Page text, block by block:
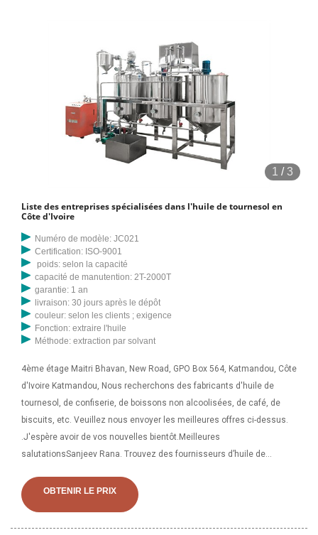
1 /3
Liste des entreprises spécialisées dans l'huile de tournesol en
Côte d'Ivoire
Numéro de modèle: JC021
Certification: ISO-9001
poids: selon la capacité
capacité de manutention: 2T-2000T
garantie: 1 an
livraison: 30 jours après le dépôt
couleur: selon les clients ; exigence
Fonction: extraire l'huile
Méthode: extraction par solvant
4ème étage Maitri Bhavan, New Road, GPO Box 564, Katmandou, Côte
d'Ivoire Katmandou, Nous recherchons des fabricants d'huile de
tournesol, de confiserie, de boissons non alcoolisées, de café, de
biscuits, etc. Veuillez nous envoyer les meilleures offres ci-dessus.
.J'espère avoir de vos nouvelles bientôt.Meilleures
salutationsSanjeev Rana. Trouvez des fournisseurs d’huile de
Demandez des devis et connectez-vous avec les fabricants ivoiriens
et les fournisseurs B2B d'huile de tournesol. Page - 1
OBTENIR LE PRIX